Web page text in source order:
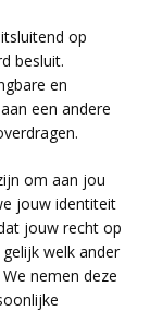
op
besluit.
en
een andere
om aan jou
jouw identiteit
jouw recht op
welk ander
nemen deze